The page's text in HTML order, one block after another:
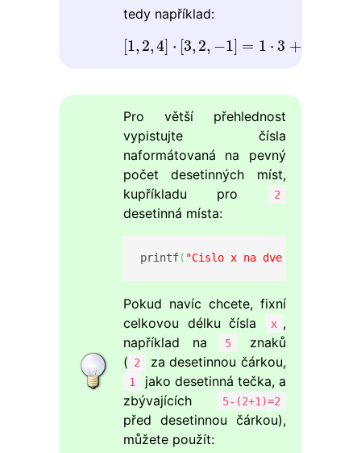
tedy například:
[1, 2,4] ⋅ [3, 2, −1] = 1 ⋅ 3 +
[1 2 4] 3 2 1]= 3 2 2
Pro větší přehlednost
vypistujte čísla
naformátovaná na pevný
počet desetinných míst,
kupříkladu pro
2
desetinná místa:
printf( "Cislo x na dve
Pokud navíc chcete, fixní
celkovou délku čísla
x ,
například na
5
znaků
( 2 za desetinnou čárkou,
1
jako desetinná tečka, a
zbývajících
5-(2+1)=2
před desetinnou čárkou),
můžete použít: